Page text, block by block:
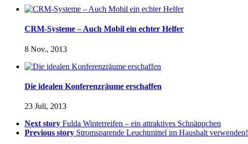
CRM-Systeme – Auch Mobil ein echter Helfer
8 Nov., 2013
Die idealen Konferenzräume erschaffen
23 Juli, 2013
Next story Fulda Winterreifen – ein attraktives Schnäppchen
Previous story Stromsparende Leuchtmittel im Haushalt verwenden!